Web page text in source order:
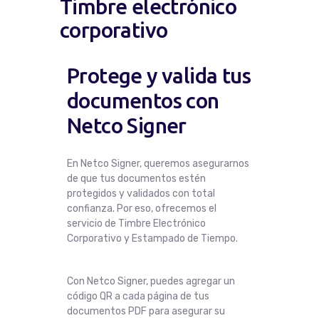
Timbre electrónico
corporativo
Protege y valida tus
documentos con
Netco Signer
En Netco Signer, queremos asegurarnos
de que tus documentos estén
protegidos y validados con total
confianza. Por eso, ofrecemos el
servicio de Timbre Electrónico
Corporativo y Estampado de Tiempo.
Con Netco Signer, puedes agregar un
código QR a cada página de tus
documentos PDF para asegurar su